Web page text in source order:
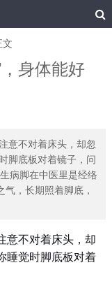
文
身体能好
意不对着床头，却忽
脚底板对着镜子，问
病脚在中医里是经络
，长期照着脚底，
意不对着床头，却
睡觉时脚底板对着